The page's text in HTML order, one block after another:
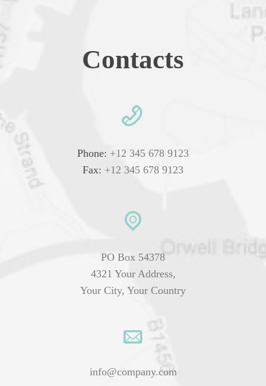
Contact
Phone: +12 345 678 9123
Fax: +12 345 678 9123
PO Box 54378
4321 Your Address,
Your City, Your Country
info@company.com